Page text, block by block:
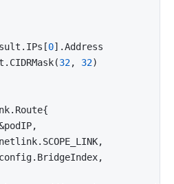
0].Address
32, 32)